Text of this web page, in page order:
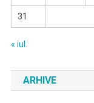
31
« iul.
ARHIVE